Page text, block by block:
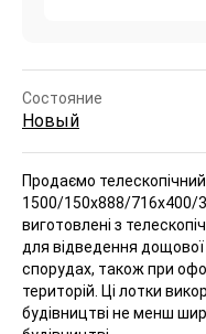
Состояние
Новый
Продаємо
1500/150х888/716х400/
виготовлені з
для відведення
спорудах, також при
територій. Ці лотки
будівництві не менш